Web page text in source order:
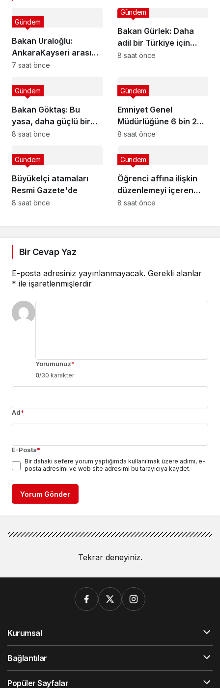
Bakan Uraloğlu:
AnkaraKayseri arası
yüksek hızlı tren ile 1
düşecek
Gündem
7 saat önce
Bakan Gürlek: Daha
adil bir Türkiye için
adalet sistemimizi
Gündem
8 saat önce
Bakan Göktaş: Bu
yasa, daha güçlü bir
Türkiye'nin temelini
Gündem
8 saat önce
Emniyet Genel
Müdürlüğüne 6 bin 250
kadro ihdas edildi
Gündem
8 saat önce
Büyükelçi atamaları
Resmi Gazete'de
Gündem
8 saat önce
Öğrenci affına ilişkin
düzenlemeyi içeren
kanun yürürlüğe girdi
Gündem
8 saat önce
Bir Cevap Yaz
E-posta adresiniz yayınlanmayacak. Gerekli alanlar
* ile işaretlenmişlerdir
Yorumunuz*
0/30 karakter
Ad*
E-Posta*
Bir dahaki sefere yorum yaptığımda kullanılmak üzere adımı, e-
posta adresimi ve web site adresimi bu tarayıcıya kaydet.
Yorum Gönder
Tekrar deneyiniz.
Kurumsal
Bağlantılar
Popüler Sayfalar